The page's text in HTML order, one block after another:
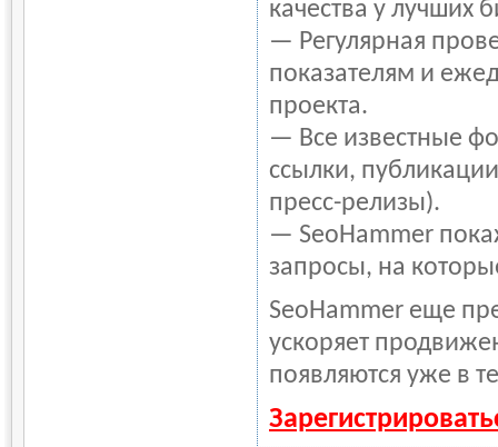
качества у лучших
— Регулярная
показателям и
проекта.
— Все известные
ссылки,
пресс-релизы).
— SeoHammer
запросы, на
SeoHammer еще
ускоряет
появляются уже в